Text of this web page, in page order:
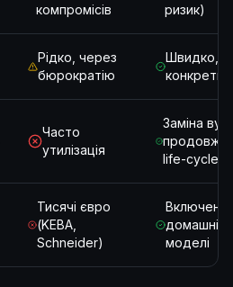
компромісів ризик)
Рідко, через
бюрократію
Швидко,
конкретні
Часто
утилізація
Заміна
life-cycle
Тисячі євро
(KEBA,
Schneider)
Включено
домашні
моделі